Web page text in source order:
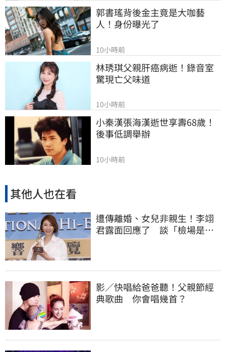
郭書瑤背後金主竟是大咖藝
人！身份曝光了
10小時前
林琇琪父親肝癌病逝！錄音室
驚現亡父味道
10小時前
小秦漢張海漢逝世享壽68歲！
後事低調舉辦
10小時前
其他人也在看
遭傳離婚、女兒非親生！李翊
君露面回應了 談「檢場是否
影／快唱給爸爸聽！父親節經
典歌曲 你會唱幾首？